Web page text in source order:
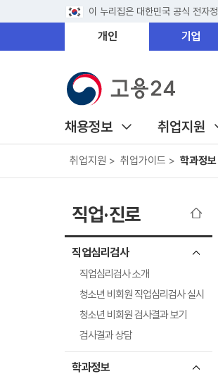
이 누리집은 대한민국 공식 전자
개인 기업
채용정보 취업지원
취업지원 > 취업가이드 > 학과정
직업·진로
직업심리검사
직업심리검사 소개
청소년 비회원 직업심리검사 실시
청소년 비회원 검사결과 보기
검사결과 상담
학과정보